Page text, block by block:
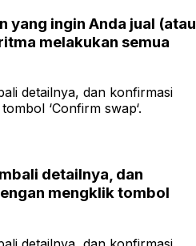
yang ingin Anda jual (atau
melakukan semua
detailnya, dan
mengklik tombol